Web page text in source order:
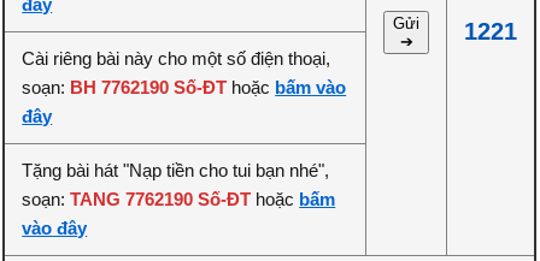
Gửi
➔
1221
đây
Cài riêng bài này cho một số điện thoại,
soạn: BH 7762190 Số-ĐT hoặc bấm vào
đây
Tặng bài hát "Nạp tiền cho tui bạn nhé",
soạn:TANG 7762190 Số-ĐT hoặc bấm
vào đây